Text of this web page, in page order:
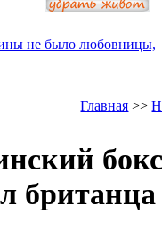
не было любовницы,
Главная >>